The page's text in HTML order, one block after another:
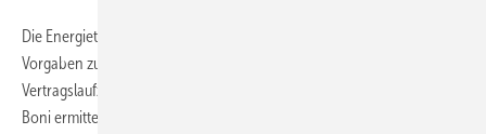
Die Energietarife werden auf dem Vergleichsportal Verivox ohne
Vorgaben zur Nachhaltigkeit für mindestens 12 Monate
Vertragslaufzeit und mindestens 12 Monate Preisgarantie inklusive
Boni ermittelt. In die Auswertung fließt jeweils der Mittelwert der